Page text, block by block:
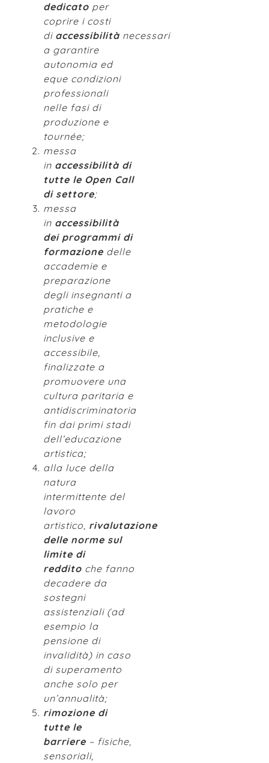
dedicato per
coprire i costi
di accessibilità necessari
a garantire
autonomia ed
eque condizioni
professionali
nelle fasi di
produzione e
tournée;
messa
in accessibilità di
tutte le Open Call
di settore;
messa
in accessibilità
dei programmi di
formazione delle
accademie e
preparazione
degli insegnanti a
pratiche e
metodologie
inclusive e
accessibile,
finalizzate a
promuovere una
cultura paritaria e
antidiscriminatoria
fin dai primi stadi
dell’educazione
artistica;
alla luce della
natura
intermittente del
lavoro
artistico, rivalutazione
delle norme sul
limite di
reddito che fanno
decadere da
sostegni
assistenziali (ad
esempio la
pensione di
invalidità) in caso
di superamento
anche solo per
un’annualità;
rimozione di
tutte le
barriere – fisiche,
sensoriali,